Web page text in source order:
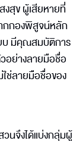
งสุข ผู้เสียหายที่
กกองพิสูจน์หลัก
บ มีคุณสมบัติการ
อย่างลายมือชื่อ
ใช่ลายมือชื่อของ
นจึงได้แบ่งกลุ่มผู้